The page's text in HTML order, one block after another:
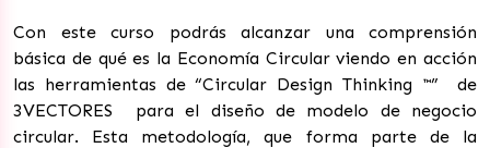
Con este curso podrás alcanzar una comprensión
básica de qué es la Economía Circular viendo en acción
las herramientas de “Circular Design Thinking ™” de
3VECTORES para el diseño de modelo de negocio
circular. Esta metodología, que forma parte de la